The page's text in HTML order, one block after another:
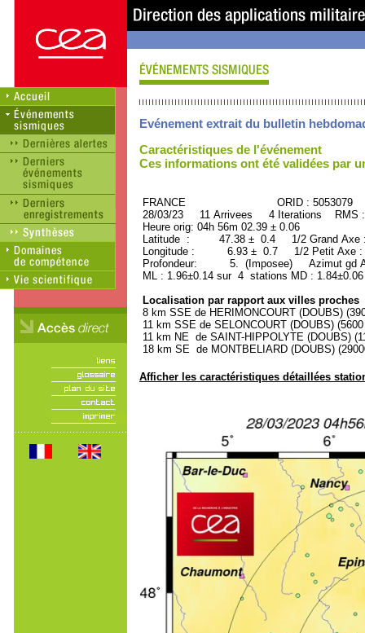
Evénement extrait du bulletin
Caractéristiques de l'événement
Ces informations ont été validées par
FRANCE ORID : 5053079
28/03/23 11 Arrivees 4 Iterations RMS
Heure orig: 04h 56m 02.39 ± 0.06
Latitude : 47.38 ± 0.4 1/2 Grand
Longitude : 6.93 ± 0.7 1/2 Petit Axe
Profondeur: 5. (Imposee) Azimut gd
ML : 1.96±0.14 sur 4 stations MD :
Localisation par rapport aux villes proches
8 km SSE de HERIMONCOURT (DOUBS)
11 km SSE de SELONCOURT (DOUBS)
11 km NE de SAINT-HIPPOLYTE (DOUBS)
18 km SE de MONTBELIARD (DOUBS)
Afficher les caractéristiques détaillées